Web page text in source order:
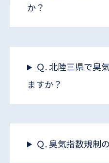
か？
Ｑ. 北陸三県で臭
ますか？
Ｑ. 臭気指数規制